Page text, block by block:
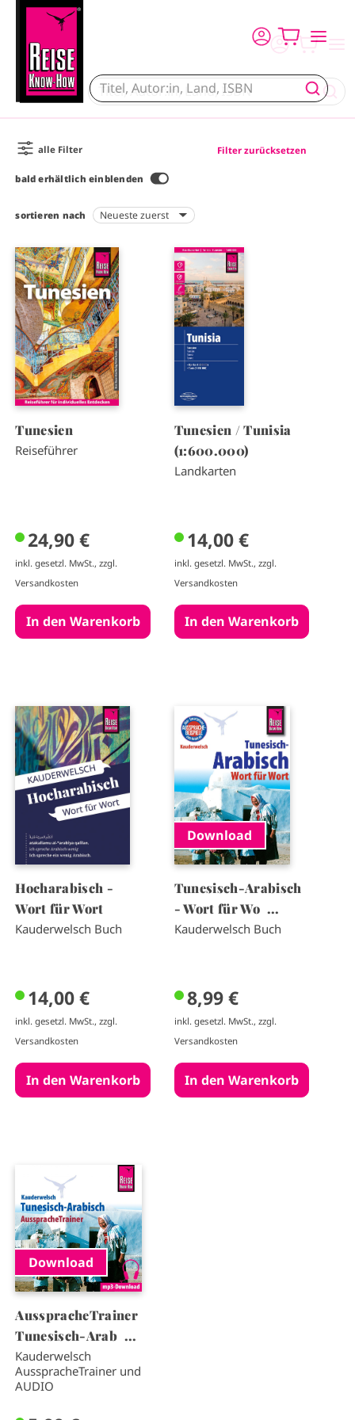
alle Filter Filter zurücksetzen
bald erhältlich einblenden
sortieren nach
I
m
a
g
e
Tunesien
Reiseführer
24,90 €
inkl. gesetzl. MwSt., zzgl.
Versandkosten
I
m
a
g
Tunesien / Tunisia
(1:600.000)
Landkarten
14,00 €
inkl. gesetzl. MwSt., zzgl.
Versandkosten
I
m
a
g
e
Hocharabisch -
Wort für Wort
Kauderwelsch Buch
14,00 €
inkl. gesetzl. MwSt., zzgl.
Versandkosten
m
g
e
Download
Tunesisch-Arabisch
- Wort für Wo ...
Kauderwelsch Buch
8,99 €
inkl. gesetzl. MwSt., zzgl.
Versandkosten
m
a
g
e
Download
AusspracheTrainer
Tunesisch-Arab ...
Kauderwelsch
AusspracheTrainer und
AUDIO